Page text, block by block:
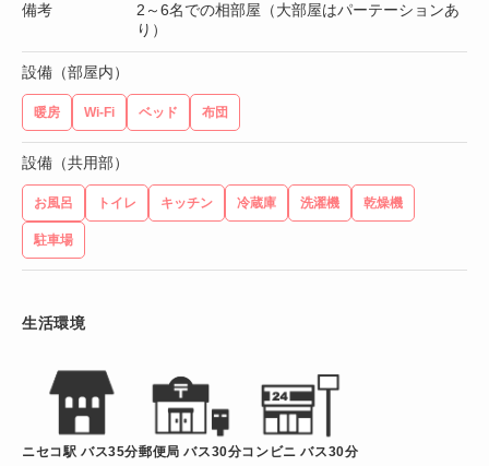
備考
2～6名での相部屋（大部屋はパーテーションあ
り）
設備（部屋内）
暖房 Wi-Fi ベッド 布団
設備（共用部）
お風呂 トイレ キッチン 冷蔵庫 洗濯機 乾燥機
駐車場
生活環境
ニセコ駅 バス35分郵便局 バス30分コンビニ バス30分